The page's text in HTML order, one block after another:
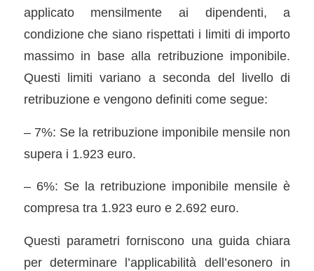
applicato mensilmente ai dipendenti, a
condizione che siano rispettati i limiti di importo
massimo in base alla retribuzione imponibile.
Questi limiti variano a seconda del livello di
retribuzione e vengono definiti come segue:
– 7%: Se la retribuzione imponibile mensile non
supera i 1.923 euro.
– 6%: Se la retribuzione imponibile mensile è
compresa tra 1.923 euro e 2.692 euro.
Questi parametri forniscono una guida chiara
per determinare l’applicabilità dell’esonero in